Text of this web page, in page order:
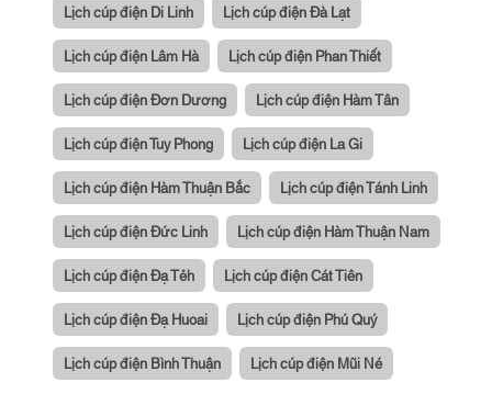
Lịch cúp điện Di Linh Lịch cúp điện Đà Lạt
Lịch cúp điện Lâm Hà Lịch cúp điện Phan Thiết
Lịch cúp điện Đơn Dương Lịch cúp điện Hàm Tân
Lịch cúp điện Tuy Phong Lịch cúp điện La Gi
Lịch cúp điện Hàm Thuận Bắc Lịch cúp điện Tánh Linh
Lịch cúp điện Đức Linh Lịch cúp điện Hàm Thuận Nam
Lịch cúp điện Đạ Tẻh Lịch cúp điện Cát Tiên
Lịch cúp điện Đạ Huoai Lịch cúp điện Phú Quý
Lịch cúp điện Bình Thuận Lịch cúp điện Mũi Né